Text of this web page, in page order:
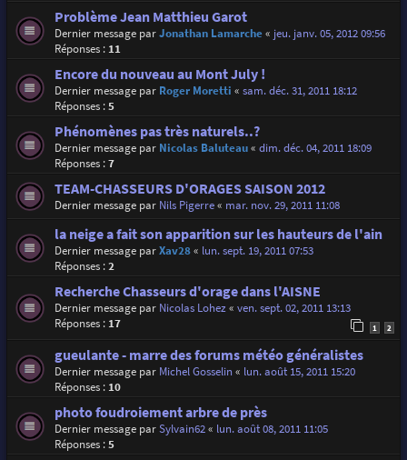
Problème Jean Matthieu Garot
Dernier message parJonathan Lamarche« jeu. janv. 05, 2012 09:56
Réponses : 11
Encore du nouveau au Mont July !
Dernier message par Roger Moretti « sam. déc. 31, 2011 18:12
Réponses :5
Phénomènes pas très naturels..?
Dernier message par Nicolas Baluteau« dim. déc. 04, 2011 18:09
Réponses :7
TEAM-CHASSEURS D'ORAGES SAISON 2012
Dernier message par Nils Pigerre« mar. nov. 29, 2011 11:08
la neige a fait son apparition sur les hauteurs de l'ain
Dernier message parXav28« lun. sept. 19, 2011 07:53
Réponses :2
Recherche Chasseurs d'orage dans l'AISNE
Dernier message par Nicolas Lohez« ven. sept. 02, 2011 13:13
Réponses : 17 1 2
gueulante - marre des forums météo généralistes
Dernier message par Michel Gosselin« lun. août 15, 2011 15:20
Réponses : 10
photo foudroiement arbre de près
Dernier message parSylvain62« lun. août 08, 2011 11:05
Réponses :5